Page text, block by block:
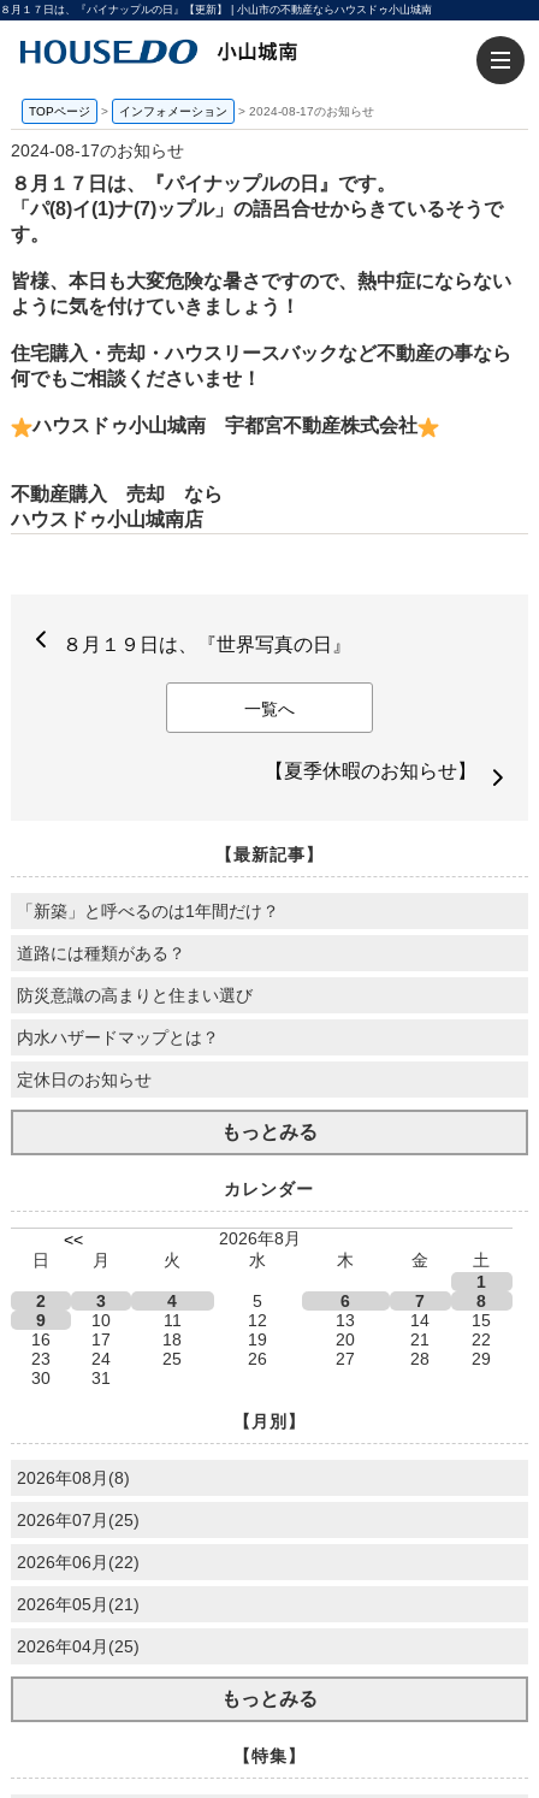
８月１７日は、『パイナップルの日』【更新】 | 小山市の不動産ならハウスドゥ小山城南
TOPページ > インフォメーション > 2024-08-17のお知らせ
2024-08-17のお知らせ
８月１７日は、『パイナップルの日』です。
「パ(8)イ(1)ナ(7)ップル」の語呂合せからきているそうで
す。
皆様、本日も大変危険な暑さですので、熱中症にならない
ように気を付けていきましょう！
住宅購入・売却・ハウスリースバックなど不動産の事なら
何でもご相談くださいませ！
ハウスドゥ小山城南 宇都宮不動産株式会社
不動産購入 売却 なら
ハウスドゥ小山城南店
８月１９日は、『世界写真の日』
一覧へ
【夏季休暇のお知らせ】
【最新記事】
「新築」と呼べるのは1年間だけ？
道路には種類がある？
防災意識の高まりと住まい選び
内水ハザードマップとは？
定休日のお知らせ
もっとみる
カレンダー
<<
2026年8月
日
月 火 水 木 金
土
1
2
3 4 5 6 7
8
9
10 11 12 13 14
15
16
17 18 19 20 21
22
23
24 25 26 27 28
29
30
31
【月別】
2026年08月(8)
2026年07月(25)
2026年06月(22)
2026年05月(21)
2026年04月(25)
もっとみる
【特集】